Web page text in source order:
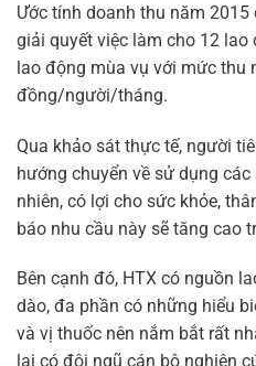
Ước tính doanh thu năm
giải quyết việc làm cho 12
lao động mùa vụ với mức thu
đồng/người/tháng.
Qua khảo sát thực tế, người
hướng chuyển về sử dụng
nhiên, có lợi cho sức khỏe,
báo nhu cầu này sẽ tăng cao
Bên cạnh đó, HTX có nguồn
dào, đa phần có những hiểu
và vị thuốc nên nắm bắt rất
lại có đội ngũ cán bộ nghiên